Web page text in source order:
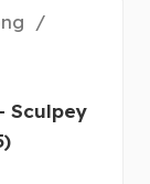
Sculpey